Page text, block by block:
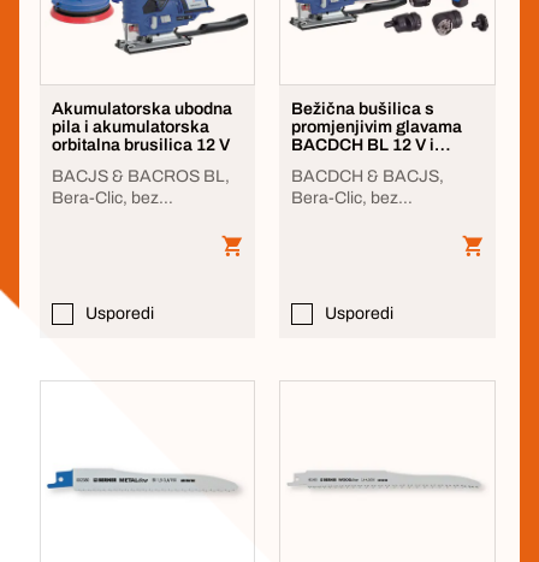
Akumulatorska ubodna
pila i akumulatorska
orbitalna brusilica 12 V
BACJS & BACROS BL,
Bera-Clic, bez
Usporedi
Bežična bušilica s
promjenjivim glavama
BACDCH BL 12 V i
BAC
BACDCH & BACJS,
Bera-Clic, bez
Usporedi